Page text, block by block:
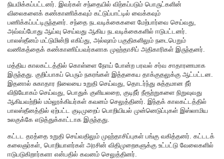
நியமிக்கப்பட்டனர். இவர்கள் சந்தையில் விற்கப்படும் பொருட்களின்
விலைகளைக் கண்காணிக்கவும் கட்டுப்பாட்டில் வைக்கவும்
பணிக்கப்பட்டிருந்தனர். சந்தை நடவடிக்கைகளை மேற்பார்வை செய்வது,
அவ்வப்போது ஆய்வு செய்வது ஆகிய நடவடிக்கைகளில் ஈடுபட்டனர்.
பாலஸ்தீனம் மட்டுமின்றி எகிப்து, அல்ஷாம் பகுதிகளிலும் நடைபெறும்
வணிகத்தைக் கண்காணிப்பவர்களாக முஹ்தாசிப் அதிகாரிகள் இருந்தனர்.
மத்திய காலகட்டத்தில் கொள்ளை நோய் போன்ற பரவல் சர்வ சாதாரணமாக
இருந்தது. குறிப்பாகப் பெரும் நகரங்கள் இத்தகைய தாக்குதலுக்கு ஆட்பட்டன.
இதனால் சுகாதார நிலையை உறுதி செய்வது, தொடர்ந்து சுத்தமான நீர்
விநியோகம் செய்வது, பொதுக் குளியலறை, குடிநீர் நீரூற்றுகளை நிறுவுவது
ஆகியவற்றில் மம்லூக்கியர்கள் கவனம் செலுத்தினர். இந்தக் காலகட்டத்தில்
பாலஸ்தீனத்தில் ஏற்பட்ட குடிமுறைப் பொறியியல் முன்னெடுப்புகள் இஸ்லாமிய
உலகுக்கே எடுத்துக்காட்டாக இருந்தது.
கட்டட தரத்தை உறுதி செய்வதிலும் முஹ்தாசிப்புகள் பங்கு வகித்தனர். கட்டடக்
கலைஞர்கள், பொறியாளர்கள் அரசின் விதிமுறைகளுக்கு உட்பட்டு வேலைகளில்
ஈடுபடுகிறார்களா என்பதில் கவனம் செலுத்தினர்.